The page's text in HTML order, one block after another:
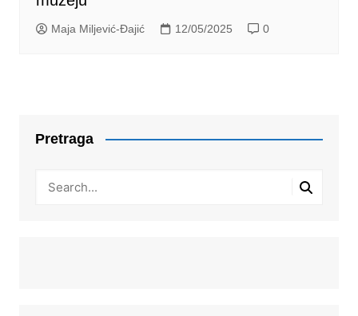
Maja Miljević-Đajić 12/05/2025 0
Pretraga